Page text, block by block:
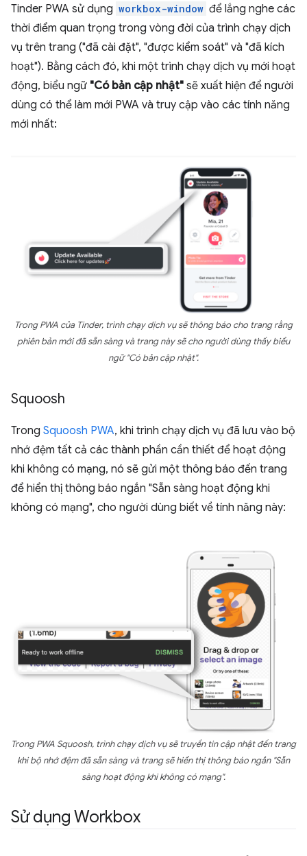
Tinder PWA sử dụng workbox-window để lắng nghe các
thời điểm quan trọng trong vòng đời của trình chạy dịch
vụ trên trang ("đã cài đặt", "được kiểm soát" và "đã kích
hoạt"). Bằng cách đó, khi một trình chạy dịch vụ mới hoạt
động, biểu ngữ "Có bản cập nhật" sẽ xuất hiện để người
dùng có thể làm mới PWA và truy cập vào các tính năng
mới nhất:
Trong PWA của Tinder, trình chạy dịch vụ sẽ thông báo cho trang rằng
phiên bản mới đã sẵn sàng và trang này sẽ cho người dùng thấy biểu
ngữ "Có bản cập nhật".
Squoosh
Trong Squoosh PWA, khi trình chạy dịch vụ đã lưu vào bộ
nhớ đệm tất cả các thành phần cần thiết để hoạt động
khi không có mạng, nó sẽ gửi một thông báo đến trang
để hiển thị thông báo ngắn "Sẵn sàng hoạt động khi
không có mạng", cho người dùng biết về tính năng này:
Trong PWA Squoosh, trình chạy dịch vụ sẽ truyền tin cập nhật đến trang
khi bộ nhớ đệm đã sẵn sàng và trang sẽ hiển thị thông báo ngắn "Sẵn
sàng hoạt động khi không có mạng".
Sử dụng Workbox